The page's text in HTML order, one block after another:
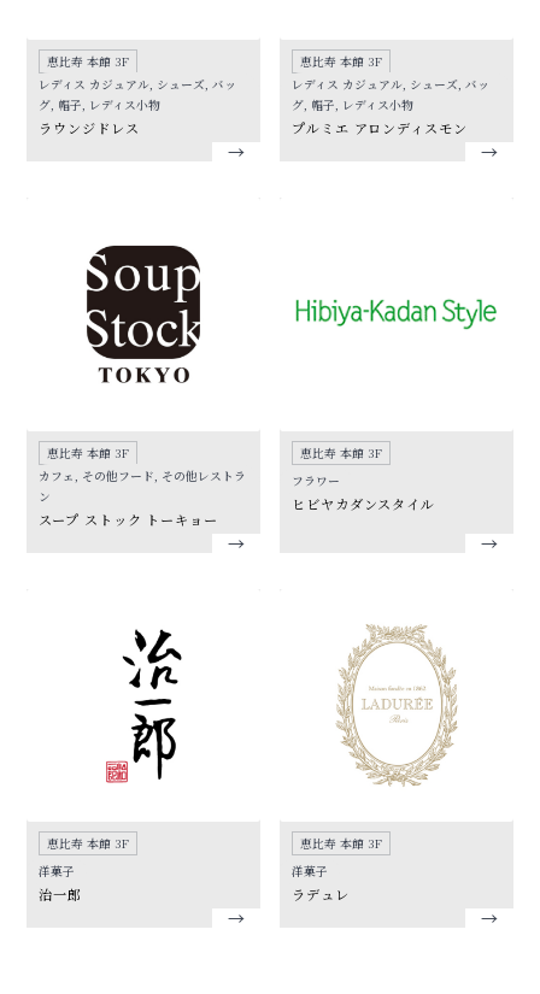
恵比寿 本館 3F
レディス カジュアル, シューズ, バッ
グ, 帽子, レディス小物
ラウンジドレス
恵比寿 本館 3F
レディス カジュアル, シューズ, バッ
グ, 帽子, レディス小物
プルミエ アロンディスモン
恵比寿 本館 3F
カフェ, その他フード, その他レストラ
ン
スープ ストック トーキョー
恵比寿 本館 3F
フラワー
ヒビヤカダンスタイル
恵比寿 本館 3F
洋菓子
治一郎
恵比寿 本館 3F
洋菓子
ラデュレ